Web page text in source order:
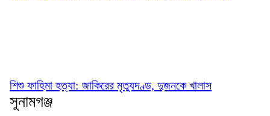
শিশু ফাহিমা হত্যা: জাকিরের মৃত্যুদণ্ড, দুজনকে খালাস
সুনামগঞ্জ